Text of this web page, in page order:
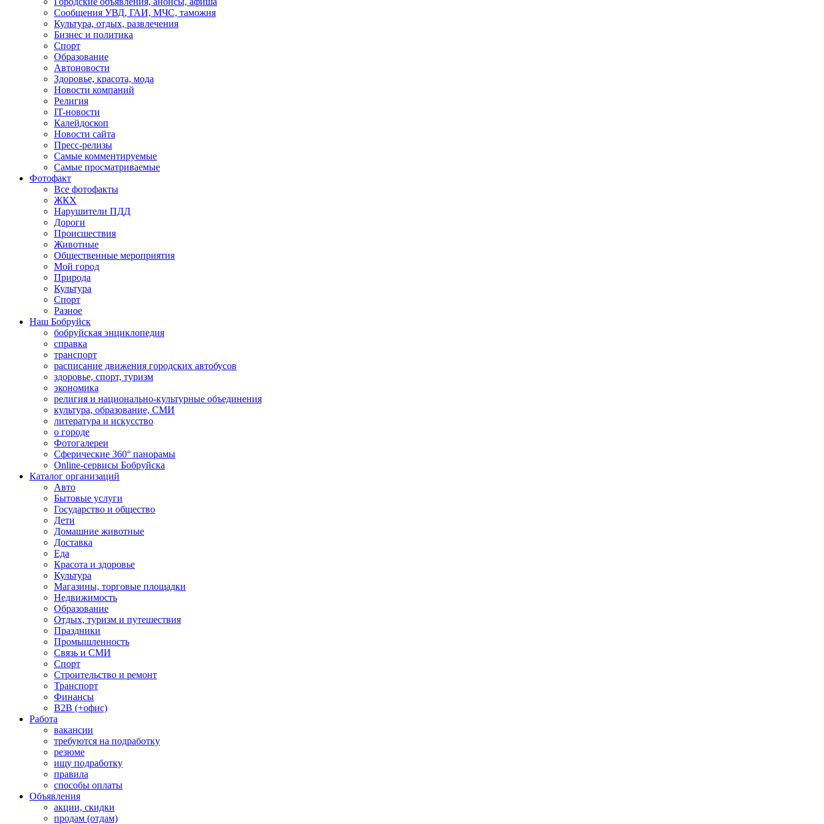
Сообщения УВД, ГАИ, МЧС, таможня
Культура, отдых, развлечения
Бизнес и политика
Спорт
Образование
Автоновости
Здоровье, красота, мода
Новости компаний
Религия
IT-новости
Калейдоскоп
Новости сайта
Пресс-релизы
Самые комментируемые
Самые просматриваемые
Фотофакт
Все фотофакты
ЖКХ
Нарушители ПДД
Дороги
Происшествия
Животные
Общественные мероприятия
Мой город
Природа
Культура
Спорт
Разное
Наш Бобруйск
бобруйская энциклопедия
справка
транспорт
расписание движения городских автобусов
здоровье, спорт, туризм
экономика
религия и национально-культурные объединения
культура, образование, СМИ
литература и искусство
о городе
Фотогалереи
Сферические 360° панорамы
Online-сервисы Бобруйска
Каталог организаций
Авто
Бытовые услуги
Государство и общество
Дети
Домашние животные
Доставка
Еда
Красота и здоровье
Культура
Магазины, торговые площадки
Недвижимость
Образование
Отдых, туризм и путешествия
Праздники
Промышленность
Связь и СМИ
Спорт
Строительство и ремонт
Транспорт
Финансы
B2B (+офис)
Работа
вакансии
требуются на подработку
резюме
ищу подработку
правила
способы оплаты
Объявления
акции, скидки
продам (отдам)